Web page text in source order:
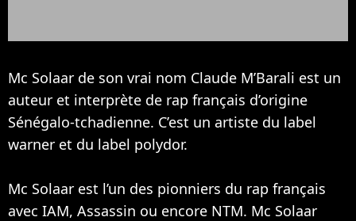
Mc Solaar de son vrai nom Claude M’Barali est un
auteur et interprète de rap français d’origine
Sénégalo-tchadienne. C’est un artiste du label
warner et du label polydor.
Mc Solaar est l’un des pionniers du rap français
avec IAM, Assassin ou encore NTM. Mc Solaar